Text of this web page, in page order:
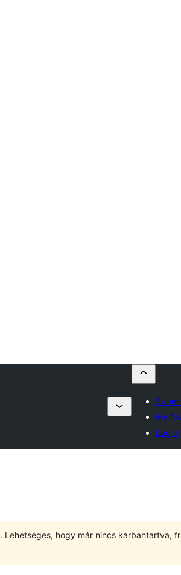
My
Log in
. Lehetséges, hogy már nincs karbantartva,